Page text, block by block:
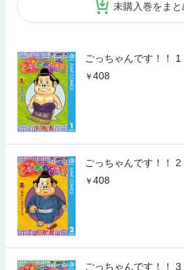
未購入巻をまと
ごっちゃんです！！ 1
408
ごっちゃんです！！ 2
408
ごっちゃんです！！ 3